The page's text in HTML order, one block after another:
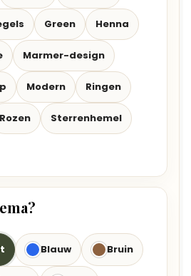
Green Henna
Marmer-design
Modern Ringen
Rozen Sterrenhemel
Blauw Bruin